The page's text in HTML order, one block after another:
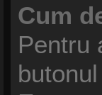
Cum
Pentru